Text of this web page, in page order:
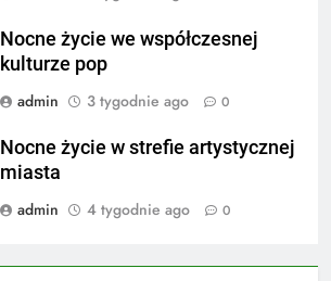
Nocne życie we współczesnej
kulturze pop
admin
3 tygodnie ago 0
Nocne życie w strefie artystycznej
miasta
admin
4 tygodnie ago 0